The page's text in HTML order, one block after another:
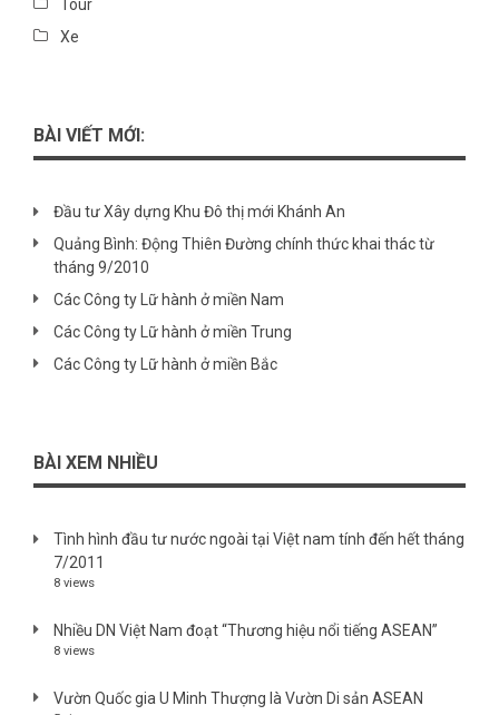
Tour
Xe
BÀI VIẾT MỚI:
Đầu tư Xây dựng Khu Đô thị mới Khánh An
Quảng Bình: Động Thiên Đường chính thức khai thác từ
tháng 9/2010
Các Công ty Lữ hành ở miền Nam
Các Công ty Lữ hành ở miền Trung
Các Công ty Lữ hành ở miền Bắc
BÀI XEM NHIỀU
Tình hình đầu tư nước ngoài tại Việt nam tính đến hết tháng
7/2011
8 views
Nhiều DN Việt Nam đoạt “Thương hiệu nổi tiếng ASEAN”
8 views
Vườn Quốc gia U Minh Thượng là Vườn Di sản ASEAN